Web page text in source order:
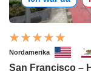
Nordamerika
San Francisco –